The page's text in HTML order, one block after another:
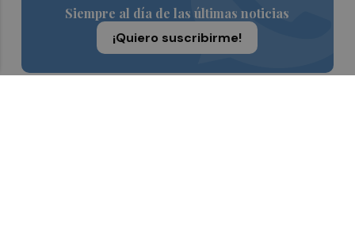
Siempre al día de las últimas noticias
¡Quiero suscribirme!